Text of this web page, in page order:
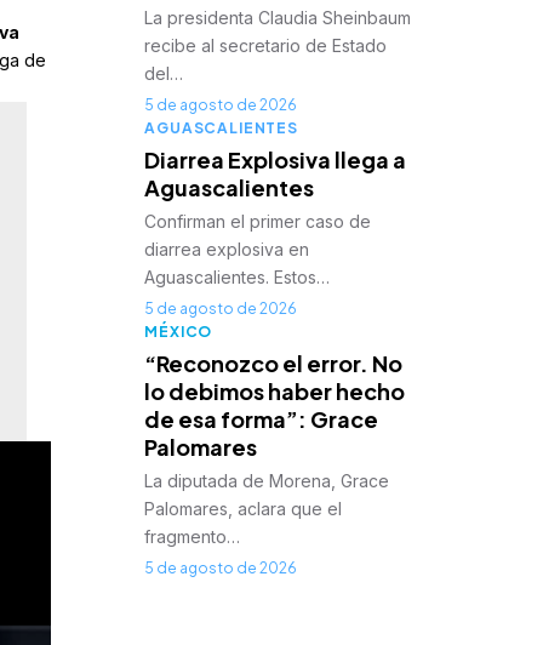
de
La presidenta Claudia Sheinbaum
recibe al secretario de Estado
del…
5 de agosto de 2026
AGUASCALIENTES
Diarrea Explosiva llega a
Aguascalientes
Confirman el primer caso de
diarrea explosiva en
Aguascalientes. Estos…
5 de agosto de 2026
MÉXICO
“Reconozco el error. No
lo debimos haber hecho
de esa forma”: Grace
Palomares
La diputada de Morena, Grace
Palomares, aclara que el
fragmento…
5 de agosto de 2026